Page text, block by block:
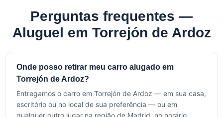
Perguntas frequentes —
Aluguel em Torrejón de Ardoz
Onde posso retirar meu carro alugado em
Torrejón de Ardoz?
Entregamos o carro em Torrejón de Ardoz — em sua casa,
escritório ou no local de sua preferência — ou em
qualquer outro lugar na região de Madrid, no horário